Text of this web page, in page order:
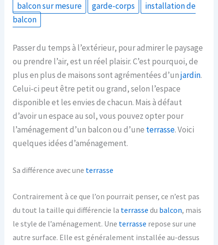
balcon sur mesure garde-corps
installation de
balcon
Passer du temps à l’extérieur, pour admirer le paysage
ou prendre l’air, est un réel plaisir. C’est pourquoi, de
plus en plus de maisons sont agrémentées d’unjardin.
Celui-ci peut être petit ou grand, selon l’espace
disponible et les envies de chacun. Mais à défaut
d’avoir un espace au sol, vous pouvez opter pour
l’aménagement d’un balcon ou d’une terrasse. Voici
quelques idées d’aménagement.
Sa différence avec une terrasse
Contrairement à ce que l’on pourrait penser, ce n’est pas
du tout la taille qui différencie la terrasse du balcon, mais
le style de l’aménagement. Une terrasse repose sur une
autre surface. Elle est généralement installée au-dessus